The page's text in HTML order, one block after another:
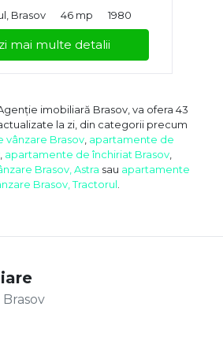
Brasov
46 mp 1980
mai multe detalii
imobiliară Brasov, va ofera 43
la zi, din categorii precum
vânzare Brasov apartamente de
apartamente de închiriat Brasov,
Brasov, Astra sau apartamente
Brasov, Tractorul